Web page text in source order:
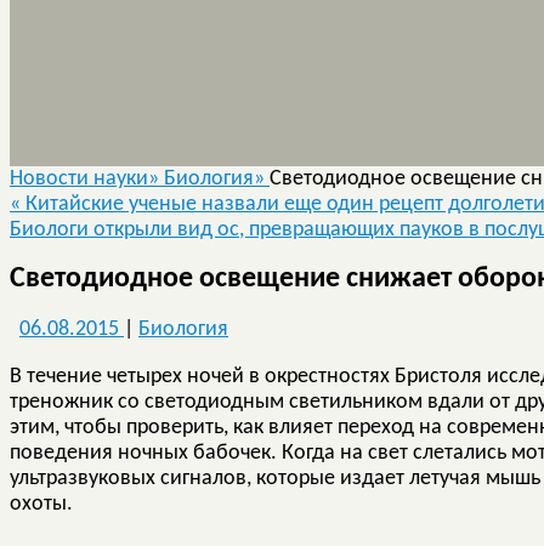
Новости науки» Биология» Светодиодное освещение
« Китайские ученые назвали еще один рецепт
Биологи открыли вид ос, превращающих пауков в
Светодиодное освещение снижает
06.08.2015 Биология
В течение четырех ночей в окрестностях Бристоля
треножник со светодиодным светильником вдали от
этим, чтобы проверить, как влияет переход на
поведения ночных бабочек. Когда на свет слетались
ультразвуковых сигналов, которые издает летучая
охоты.